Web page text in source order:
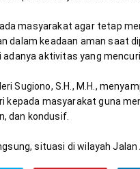
masyarakat agar tetap
dalam keadaan aman saat
Sugiono, S.H., M.H.,
kepada masyarakat guna
situasi di wilayah